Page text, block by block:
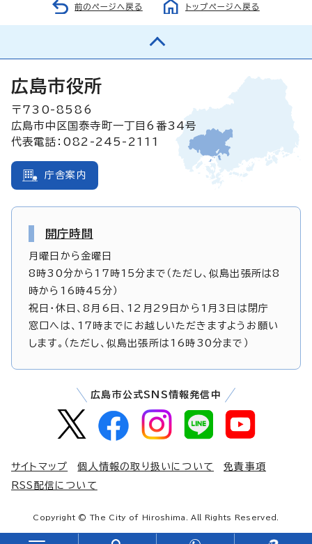
前のページへ戻る トップページへ戻る
広島市役所
〒730-8586
広島市中区国泰寺町一丁目6番34号
代表電話：082-245-2111
庁舎案内
開庁時間
月曜日から金曜日
8時30分から17時15分まで（ただし、似島出張所は8
時から16時45分）
祝日・休日、8月6日、12月29日から1月3日は閉庁
窓口へは、17時までにお越しいただきますようお願い
します。（ただし、似島出張所は16時30分まで）
広島市公式SNS情報発信中
サイトマップ 個人情報の取り扱いについて
免責事項
RSS配信について
Copyright © The City of Hiroshima. All Rights Reserved.